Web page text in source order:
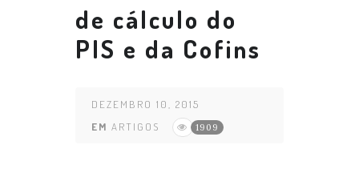
de cálculo do
PIS e da Cofins
DEZEMBRO 10, 2015
EM ARTIGOS 1909